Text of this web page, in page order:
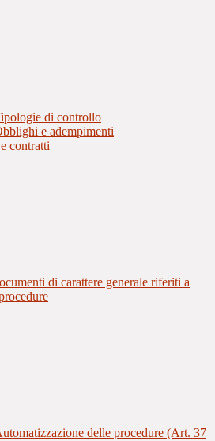
di controllo
e adempimenti
contratti
di carattere generale riferiti a
delle procedure (Art. 37